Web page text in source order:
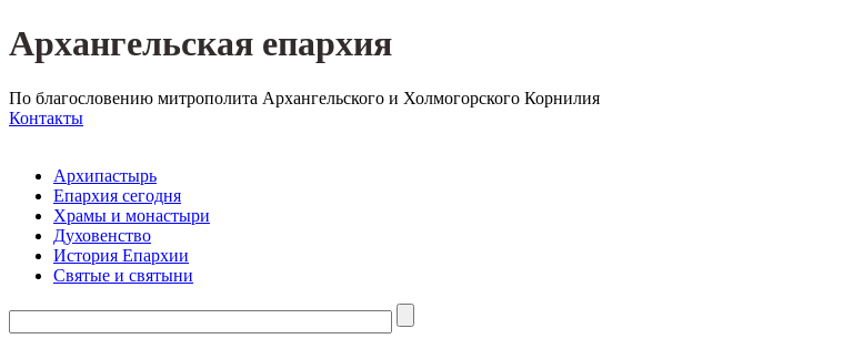
Архангельская епархия
По благословению митрополита Архангельского и Холмогорского Корнилия
Контакты
Архипастырь
Епархия сегодня
Храмы и монастыри
Духовенство
История Епархии
Святые и святыни